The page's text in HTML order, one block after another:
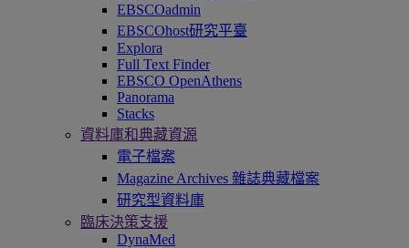
EBSCOadmin
EBSCOhost研究平臺
Explora
Full Text Finder
EBSCO OpenAthens
Panorama
Stacks
資料庫和典藏資源
電子檔案
Magazine Archives 雜誌典藏檔案
研究型資料庫
臨床決策支援
DynaMed